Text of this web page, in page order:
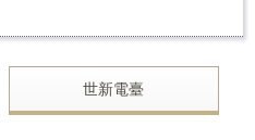
世新電臺